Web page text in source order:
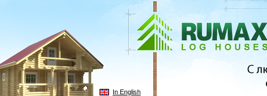
In English